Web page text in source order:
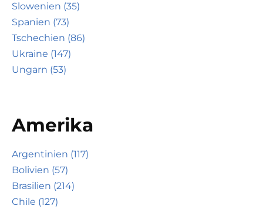
Slowenien (35)
Spanien (73)
Tschechien (86)
Ukraine (147)
Ungarn (53)
Amerika
Argentinien (117)
Bolivien (57)
Brasilien (214)
Chile (127)